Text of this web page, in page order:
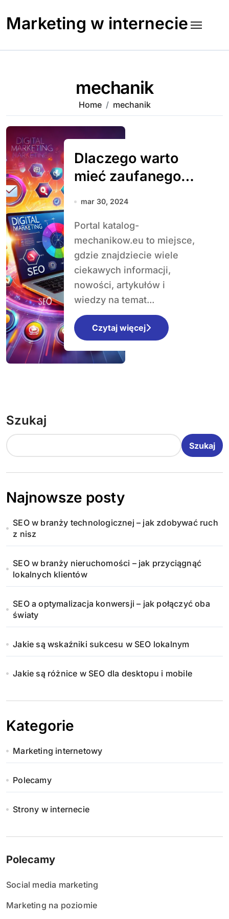
content
Marketing w internecie
mechanik
Home mechanik
Dlaczego warto
mieć zaufanego
mechanika i
profesjonalistów?
mar 30, 2024
Portal katalog-
mechanikow.eu to miejsce,
gdzie znajdziecie wiele
ciekawych informacji,
nowości, artykułów i
wiedzy na temat...
Czytaj więcej
Szukaj
Szukaj
Najnowsze posty
SEO w branży technologicznej – jak zdobywać ruch
z nisz
SEO w branży nieruchomości – jak przyciągnąć
lokalnych klientów
SEO a optymalizacja konwersji – jak połączyć oba
światy
Jakie są wskaźniki sukcesu w SEO lokalnym
Jakie są różnice w SEO dla desktopu i mobile
Kategorie
Marketing internetowy
Polecamy
Strony w internecie
Polecamy
Social media marketing
Marketing na poziomie